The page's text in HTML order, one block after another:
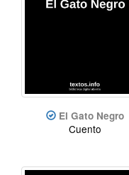
El Gato Negro
Cuento